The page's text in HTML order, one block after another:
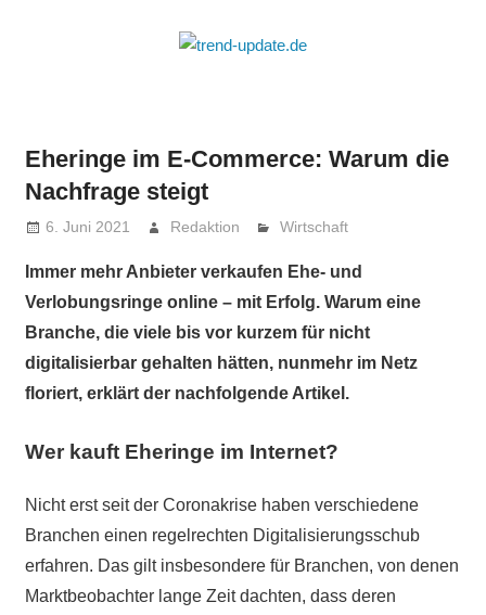
aus
Wirtschaft,
Wissenschaft
Politik
Eheringe im E-Commerce: Warum die
Nachfrage steigt
6. Juni 2021 Redaktion Wirtschaft
Immer mehr Anbieter verkaufen Ehe- und
Verlobungsringe online – mit Erfolg. Warum eine
Branche, die viele bis vor kurzem für nicht
digitalisierbar gehalten hätten, nunmehr im Netz
floriert, erklärt der nachfolgende Artikel.
Wer kauft Eheringe im Internet?
Nicht erst seit der Coronakrise haben verschiedene
Branchen einen regelrechten Digitalisierungsschub
erfahren. Das gilt insbesondere für Branchen, von denen
Marktbeobachter lange Zeit dachten, dass deren